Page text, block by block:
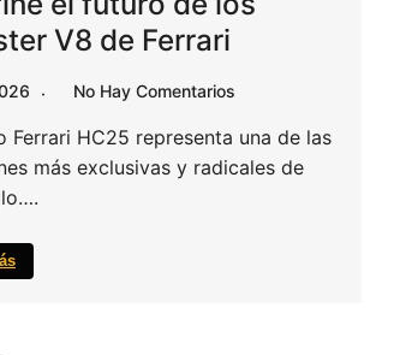
V8 de Ferrari
No Hay Comentarios
Ferrari HC25 representa una de las
más exclusivas y radicales de